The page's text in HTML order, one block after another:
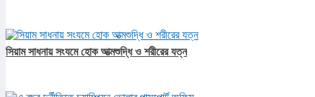
সিয়াম সাধনায় সংযমে হোক আত্মশুদ্ধি ও শরীরের যত্ন